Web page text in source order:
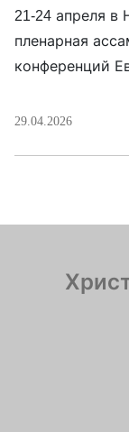
21-24 апреля в
пленарная
конференций
борьбе,
29.04.2026